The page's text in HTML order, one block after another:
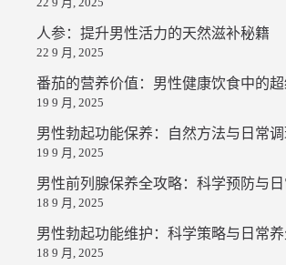
人参：提升男性活力的天然滋补秘籍
22 9 月, 2025
番茄的营养价值：男性健康饮食中的
19 9 月, 2025
男性勃起功能保养：自然方法与日常
19 9 月, 2025
男性前列腺保养全攻略：科学预防与
18 9 月, 2025
男性勃起功能维护：科学策略与日常
18 9 月, 2025